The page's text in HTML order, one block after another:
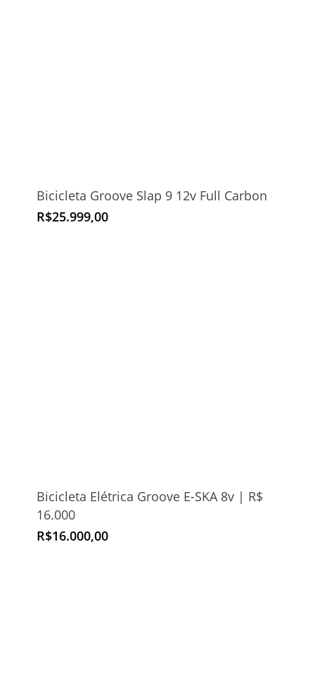
Bicicleta Groove Slap 9 12v Full Carbon
R$25.999,00
Bicicleta Elétrica Groove E-SKA 8v | R$
16.000
R$16.000,00